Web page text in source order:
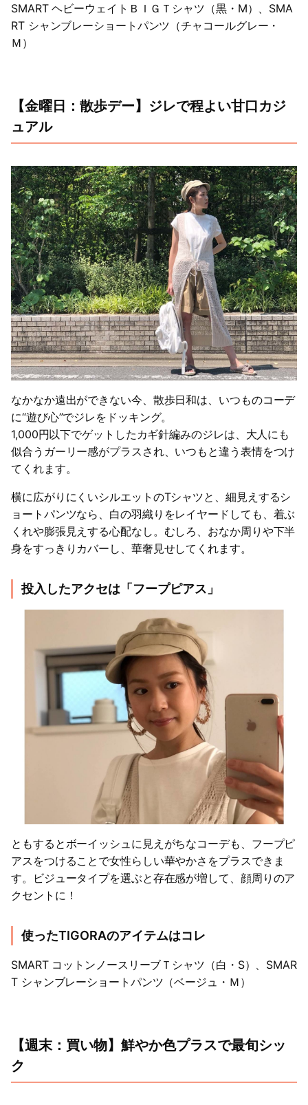
SMART ヘビーウェイトＢＩＧＴシャツ（黒・M）、SMA
RT シャンブレーショートパンツ（チャコールグレー・
Ｍ）
【金曜日：散歩デー】ジレで程よい甘口カジ
ュアル
なかなか遠出ができない今、散歩日和は、いつものコーデ
に“遊び心”でジレをドッキング。
1,000円以下でゲットしたカギ針編みのジレは、大人にも
似合うガーリー感がプラスされ、いつもと違う表情をつけ
てくれます。
横に広がりにくいシルエットのTシャツと、細見えするシ
ョートパンツなら、白の羽織りをレイヤードしても、着ぶ
くれや膨張見えする心配なし。むしろ、おなか周りや下半
身をすっきりカバーし、華奢見せしてくれます。
投入したアクセは「フープピアス」
ともするとボーイッシュに見えがちなコーデも、フープピ
アスをつけることで女性らしい華やかさをプラスできま
す。ビジュータイプを選ぶと存在感が増して、顔周りのア
クセントに！
使ったTIGORAのアイテムはコレ
SMART コットンノースリーブＴシャツ（白・S）、SMAR
T シャンブレーショートパンツ（ベージュ・Ｍ）
【週末：買い物】鮮やか色プラスで最旬シッ
ク